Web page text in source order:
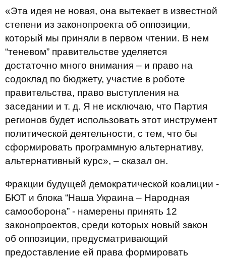
«Эта идея не новая, она вытекает в известной
степени из законопроекта об оппозиции,
который мы приняли в первом чтении. В нем
“теневом” правительстве уделяется
достаточно много внимания – и право на
содоклад по бюджету, участие в роботе
правительства, право выступления на
заседании и т. д. Я не исключаю, что Партия
регионов будет использовать этот инструмент
политической деятельности, с тем, что бы
сформировать программную альтернативу,
альтернативный курс», – сказал он.
Фракции будущей демократической коалиции -
БЮТ и блока “Наша Украина – Народная
самооборона” - намерены принять 12
законопроектов, среди которых новый закон
об оппозиции, предусматривающий
предоставление ей права формировать